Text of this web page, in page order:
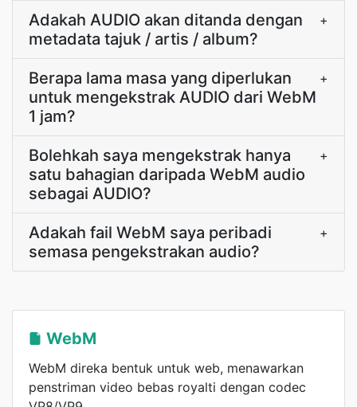
Adakah AUDIO akan ditanda dengan
metadata tajuk / artis / album?
+
Berapa lama masa yang diperlukan
untuk mengekstrak AUDIO dari WebM
1 jam?
+
Bolehkah saya mengekstrak hanya
satu bahagian daripada WebM audio
sebagai AUDIO?
+
Adakah fail WebM saya peribadi
semasa pengekstrakan audio?
+
WebM
WebM direka bentuk untuk web, menawarkan
penstriman video bebas royalti dengan codec